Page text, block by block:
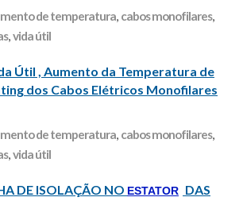
de temperatura, cabos monofilares,
,vida útil
Útil , Aumento da Temperatura de
dos Cabos Elétricos Monofilares
de temperatura, cabos monofilares,
,vida útil
DE ISOLAÇÃO NO ESTATOR DAS